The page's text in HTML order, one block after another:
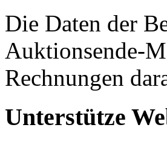
Die Daten der
Auktionsende-
Rechnungen
Unterstütze